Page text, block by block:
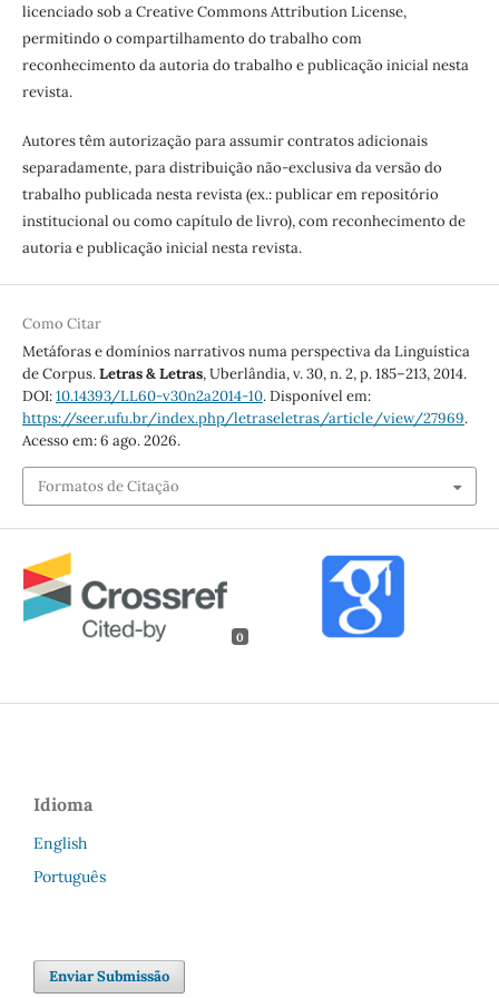
licenciado sob a Creative Commons Attribution License,
permitindo o compartilhamento do trabalho com
reconhecimento da autoria do trabalho e publicação inicial nesta
revista.
Autores têm autorização para assumir contratos adicionais
separadamente, para distribuição não-exclusiva da versão do
trabalho publicada nesta revista (ex.: publicar em repositório
institucional ou como capítulo de livro), com reconhecimento de
autoria e publicação inicial nesta revista.
Como Citar
Metáforas e domínios narrativos numa perspectiva da Linguística
de Corpus.Letras & Letras, Uberlândia, v. 30, n. 2, p. 185–213, 2014.
DOI:10.14393/LL60-v30n2a2014-10. Disponível em:
https://seer.ufu.br/index.php/letraseletras/article/view/27969.
Acesso em: 6 ago. 2026.
Formatos de Citação
0
Idioma
English
Português
Enviar Submissão